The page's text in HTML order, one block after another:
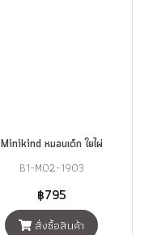
Minikind หมอนเด็ก ใยไผ่
B1-M02-1903
฿795
สั่งซื้อสินค้า